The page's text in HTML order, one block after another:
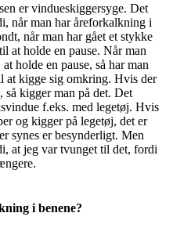
er vindueskiggersyge. Det
når man har åreforkalkning i
når man har gået et stykke
at holde en pause. Når man
holde en pause, så har man
at kigge sig omkring. Hvis der
så kigger man på det. Det
f.eks. med legetøj. Hvis
og kigger på legetøj, det er
synes er besynderligt. Men
at jeg var tvunget til det, fordi
i benene?